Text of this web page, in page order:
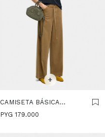
SELECCIONAR TALLE
M-L
+
CAMISETA BÁSICA
CUELLO PICO - GRIS
PYG 179.000